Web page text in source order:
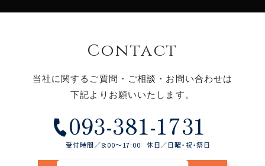
Contact
当社に関するご質問・ご相談・お問い合わせは
下記よりお願いいたします。
093-381-1731
受付時間／8:00～17:00 休日／日曜・祝・祭日